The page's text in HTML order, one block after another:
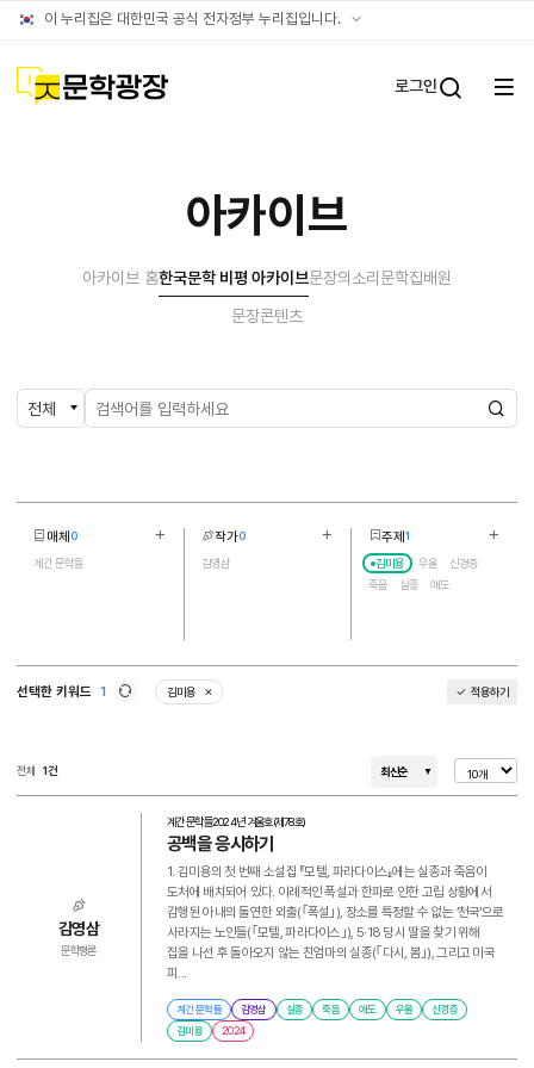
이 누리집은 대한민국 공식 전자정부 누리집입니다. 공식
문학광장 로그인
전체
아카이브
아카이브 홈한국문학 비평 아카이브문장의소리 문학집배원
문장콘텐츠
매체0
계간 문학들
작가0
김영삼
주제1
김미용 우울
신경증
죽음
실종 애도
선택한 키워드 1
김미용
삭제
적용하기
전체 1건 최신순
김영삼
문학평론
계간 문학들2024년 겨울호(제78호)
공백을 응시하기
1. 김미용의 첫 번째 소설집 『모텔, 파라다이스』에는 실종과 죽음이
도처에 배치되어 있다. 이례적인 폭설과 한파로 인한 고립 상황에서
감행된 아내의 돌연한 외출(｢폭설｣), 장소를 특정할 수 없는 ‘천국’으로
사라지는 노인들(｢모텔, 파라다이스｣), 5·18 당시 딸을 찾기 위해
집을 나선 후 돌아오지 않는 친엄마의 실종(｢다시, 봄｣), 그리고 미국
피...
계간 문학들 김영삼 실종 죽음 애도 우울
신경증
김미용
2024